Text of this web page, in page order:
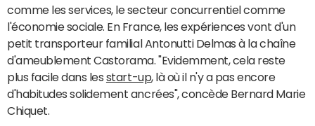
comme les services, le secteur concurrentiel comme
l'économie sociale. En France, les expériences vont d'un
petit transporteur familial Antonutti Delmas à la chaîne
d'ameublement Castorama. "Evidemment, cela reste
plus facile dans les start-up, là où il n'y a pas encore
d'habitudes solidement ancrées", concède Bernard Marie
Chiquet.